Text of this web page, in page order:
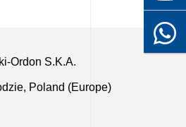
Ordon S.K.A.
Poland (Europe)